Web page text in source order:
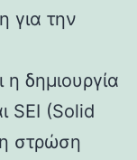
για την
δημιουργία
SEI (Solid
στρώση